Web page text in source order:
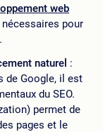
web
pour
naturel :
de Google, il est
du SEO.
permet de
pages et le